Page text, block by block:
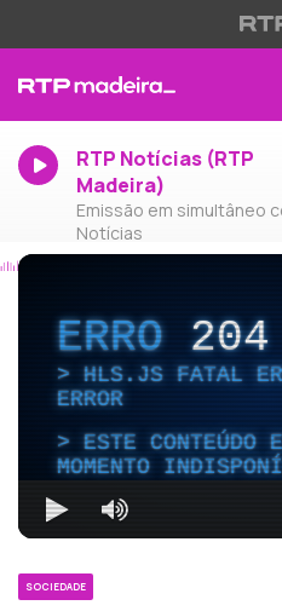
RTP Notícias (RTP
Madeira)
Emissão em simultâneo
Notícias
ERRO204
HLS.JS FATAL
ERROR
ESTE CONTEÚDO
MOMENTO
SOCIEDADE